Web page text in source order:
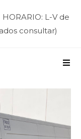
L-V de
consultar)